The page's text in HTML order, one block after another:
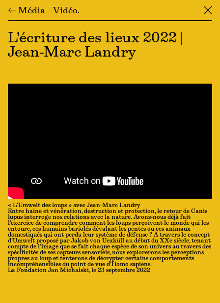
← Média Vidéo ╳
L'écriture des lieux 2022 |
Jean-Marc Landry
« L’Umwelt des loups » avec Jean-Marc Landry
Entre haine et vénération, destruction et protection, le retour de Canis
lupus interroge nos relations avec la nature. Avons-nous déjà fait
l’exercice de comprendre comment les loups perçoivent le monde qui les
entoure, ces humains bariolés dévalant les pentes ou ces animaux
domestiqués qui ont perdu leur système de défense ? À travers le concept
d’Umwelt proposé par Jakob von Uexküll au début du XXe siècle, tenant
compte de l’image que se fait chaque espèce de son univers au travers des
spécificités de ses capteurs sensoriels, nous explorerons les perceptions
propres au loup et tenterons de décrypter certains comportements
incompréhensibles du point de vue d’Homo sapiens.
La Fondation Jan Michalski, le 23 septembre 2022